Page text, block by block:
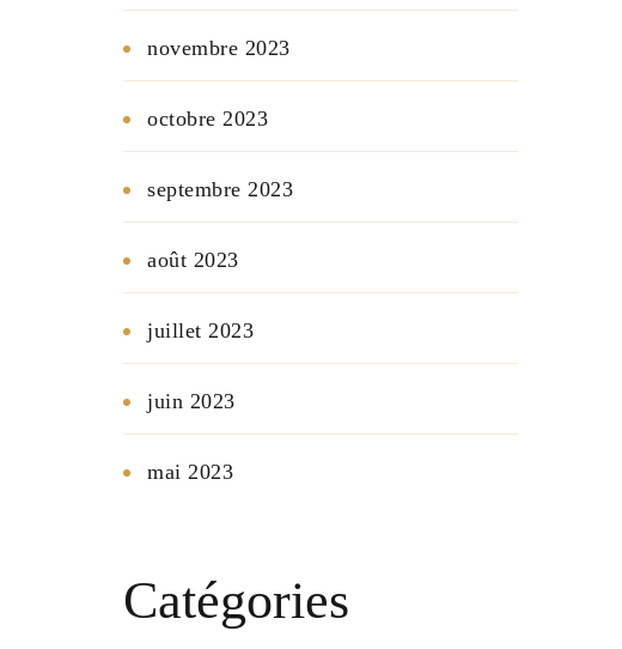
novembre 2023
octobre 2023
septembre 2023
août 2023
juillet 2023
juin 2023
mai 2023
Catégories